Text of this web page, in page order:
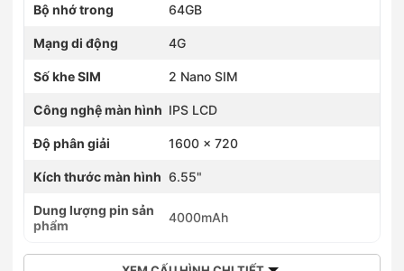
Bộ nhớ trong 64GB
Mạng di động 4G
Số khe SIM 2 Nano SIM
Công nghệ màn hình IPS LCD
Độ phân giải 1600 x 720
Kích thước màn hình 6.55"
Dung lượng pin sản
phẩm
4000mAh